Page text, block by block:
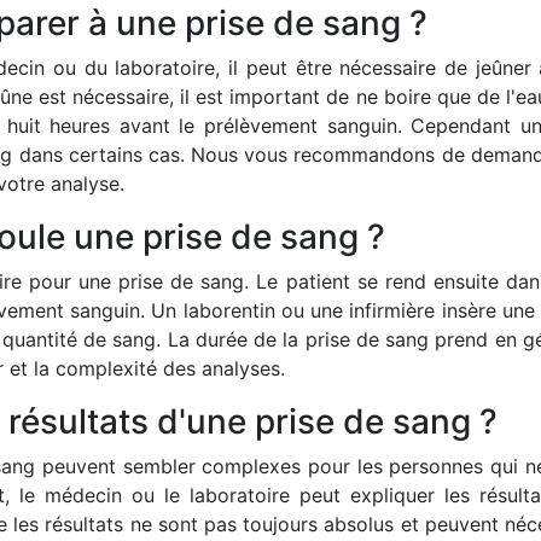
à une prise de sang ?
ou du laboratoire, il peut être nécessaire de
est nécessaire, il est important de ne boire que de
heures avant le prélèvement sanguin. Cependant
dans certains cas. Nous vous recommandons de
analyse.
une prise de sang ?
pour une prise de sang. Le patient se rend ensuite
sanguin. Un laborentin ou une infirmière insère
de sang. La durée de la prise de sang prend en
la complexité des analyses.
d'une prise de sang ?
peuvent sembler complexes pour les personnes qui
le médecin ou le laboratoire peut expliquer les
résultats ne sont pas toujours absolus et peuvent